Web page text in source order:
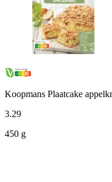
Koopmans Plaatcake
3.29
450 g